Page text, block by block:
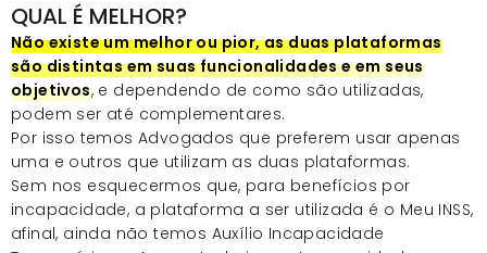
QUAL É MELHOR?
Não existe um melhor ou pior, as duas plataformas
são distintas em suas funcionalidades e em seus
objetivos, e dependendo de como são utilizadas,
podem ser até complementares.
Por isso temos Advogados que preferem usar apenas
uma e outros que utilizam as duas plataformas.
Sem nos esquecermos que, para benefícios por
incapacidade, a plataforma a ser utilizada é o Meu INSS,
afinal, ainda não temos Auxílio Incapacidade